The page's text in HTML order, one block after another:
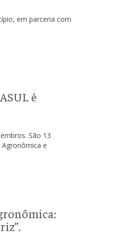
em parceria com
é
São 13
e